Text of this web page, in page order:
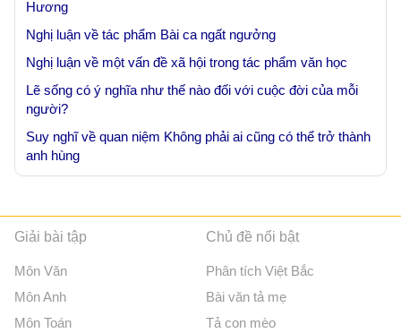
Hương
Nghị luận về tác phẩm Bài ca ngất ngưởng
Nghị luận về một vấn đề xã hội trong tác phẩm văn học
Lẽ sống có ý nghĩa như thế nào đối với cuộc đời của mỗi
người?
Suy nghĩ về quan niệm Không phải ai cũng có thể trở thành
anh hùng
Giải bài tập
Môn Văn
Môn Anh
Môn Toán
Chủ đề nổi bật
Phân tích Việt Bắc
Bài văn tả mẹ
Tả con mèo